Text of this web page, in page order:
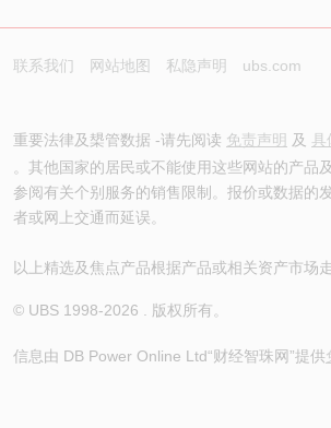
联系我们 网站地图 私隐声明 ubs.com
重要法律及槼管数据 -请先阅读 免责声明 及 具
。其他国家的居民或不能使用这些网站的产品
参阅有关个别服务的销售限制。报价或数据的
者或网上交通而延误。
以上精选及焦点产品根据产品或相关资产市场
© UBS 1998-2026 . 版权所有。
信息由 DB Power Online Ltd“财经智珠网”提供